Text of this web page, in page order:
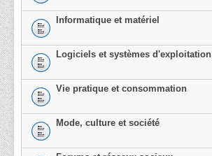
Informatique et matériel
Logiciels et systèmes d'exploitation
Vie pratique et consommation
Mode, culture et société